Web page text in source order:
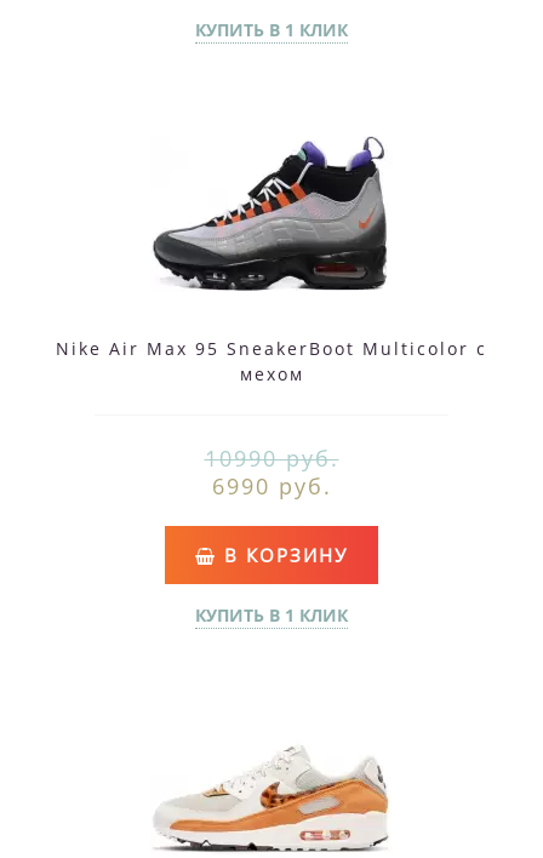
КУПИТЬ В 1 КЛИК
Nike Air Max 95 SneakerBoot Multicolor с
мехом
10990 руб.
6990 руб.
В КОРЗИНУ
КУПИТЬ В 1 КЛИК